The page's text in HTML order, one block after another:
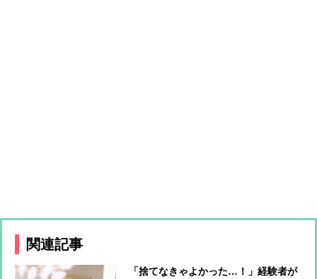
関連記事
「捨てなきゃよかった…！」経験者が